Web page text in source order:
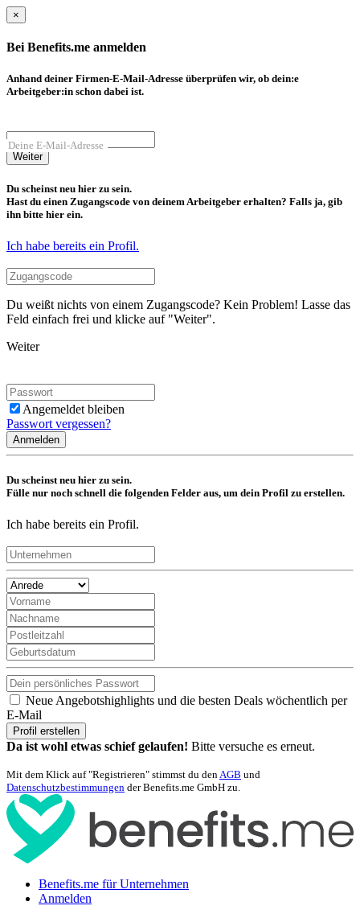
×
Bei Benefits.me anmelden
Anhand deiner Firmen-E-Mail-Adresse überprüfen wir, ob dein:e
Arbeitgeber:in schon dabei ist.
Deine E-Mail-Adresse
Weiter
Du scheinst neu hier zu sein.
Hast du einen Zugangscode von deinem Arbeitgeber erhalten? Falls ja, gib
ihn bitte hier ein.
Ich habe bereits ein Profil.
Du weißt nichts von einem Zugangscode? Kein Problem! Lasse das
Feld einfach frei und klicke auf "Weiter".
Weiter
Angemeldet bleiben
Passwort vergessen?
Anmelden
Du scheinst neu hier zu sein.
Fülle nur noch schnell die folgenden Felder aus, um dein Profil zu erstellen.
Ich habe bereits ein Profil.
Neue Angebotshighlights und die besten Deals wöchentlich per
E-Mail
Profil erstellen
Da ist wohl etwas schief gelaufen! Bitte versuche es erneut.
Mit dem Klick auf "Registrieren" stimmst du denAGB und
Datenschutzbestimmungen der Benefits.me GmbH zu.
Benefits.me für Unternehmen
Anmelden